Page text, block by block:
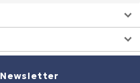
Newsletter